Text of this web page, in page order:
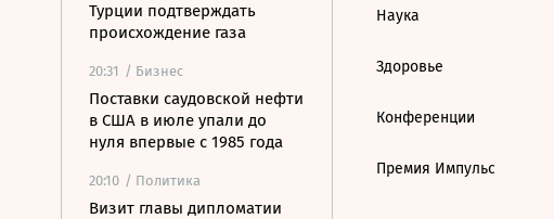
Турции подтверждать
происхождение газа
20:31 / Бизнес
Поставки саудовской нефти
в США в июле упали до
нуля впервые с 1985 года
20:10 / Политика
Визит главы дипломатии
Наука
Здоровье
Конференции
Премия Импульс